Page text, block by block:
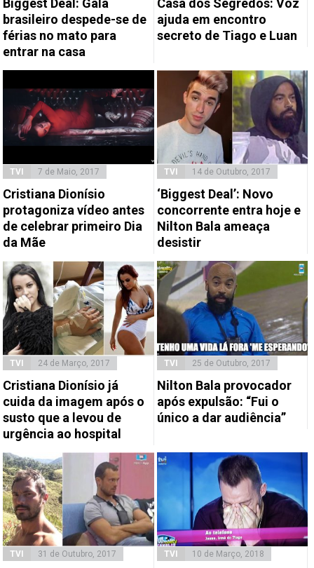
Biggest Deal: Galã
brasileiro despede-se de
férias no mato para
entrar na casa
Casa dos Segredos: Voz
ajuda em encontro
secreto de Tiago e Luan
TVI 7 de Maio, 2017
Cristiana Dionísio
protagoniza vídeo antes
de celebrar primeiro Dia
da Mãe
TVI 14 de Outubro, 2017
‘Biggest Deal’: Novo
concorrente entra hoje e
Nilton Bala ameaça
desistir
TVI 24 de Março, 2017
Cristiana Dionísio já
cuida da imagem após o
susto que a levou de
urgência ao hospital
TVI 25 de Outubro, 2017
Nilton Bala provocador
após expulsão: “Fui o
único a dar audiência”
TVI 31 de Outubro, 2017 TVI 10 de Março, 2018